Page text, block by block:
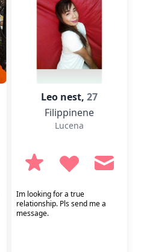
Leo nest, 27
Filippinene
Lucena
Im looking for a true
relationship. Pls send me a
message.